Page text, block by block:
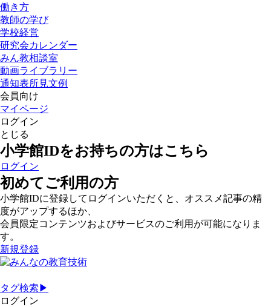
働き方
教師の学び
学校経営
研究会カレンダー
みん教相談室
動画ライブラリー
通知表所見文例
会員向け
マイページ
ログイン
とじる
小学館IDをお持ちの方はこちら
ログイン
初めてご利用の方
小学館IDに登録してログインいただくと、オススメ記事の精
度がアップするほか、
会員限定コンテンツおよびサービスのご利用が可能になりま
す。
新規登録
タグ検索▶
ログイン